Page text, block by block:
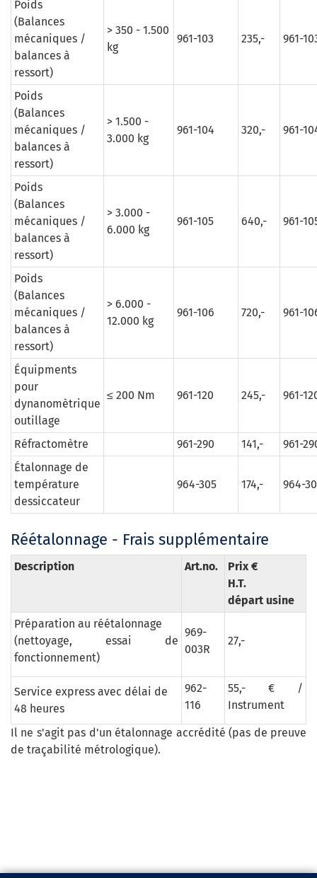
Poids
(Balances
mécaniques /
balances à
ressort)
> 350 - 1.500
kg
961-103 235,- 961-
Poids
(Balances
mécaniques /
balances à
ressort)
> 1.500 -
3.000 kg
961-104 320,- 961-
Poids
(Balances
mécaniques /
balances à
ressort)
> 3.000 -
6.000 kg
961-105 640,- 961-
Poids
(Balances
mécaniques /
balances à
ressort)
> 6.000 -
12.000 kg
961-106 720,- 961-
Équipments
pour
dynanomètrique
outillage
≤ 200 Nm 961-120 245,- 961-
Réfractomètre 961-290 141,-
961-
Étalonnage de
température
dessiccateur
964-305 174,- 964-
Réétalonnage - Frais supplémentaire
Description Art.no.
Prix €
H.T.
départ usine
Préparation au réétalonnage
(nettoyage, essai de
fonctionnement)
969-
003R
27,-
Service express avec délai de
48 heures
962-
116
55,- € /
Instrument
Il ne s'agit pas d'un étalonnage accrédité (pas de preuve
de traçabilité métrologique).